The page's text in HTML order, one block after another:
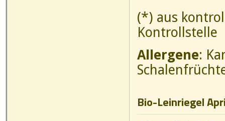
(*) aus
Kontrollstelle
Allergene:
Bio-Leinriegel